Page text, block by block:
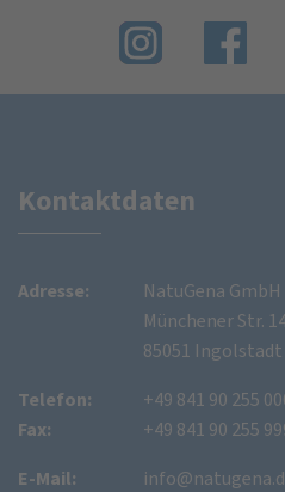
Kontaktdaten
Adresse:
NatuGena GmbH
Münchener Str.
85051 Ingolstadt
Telefon:
Fax:
+49 841 90 255
+49 841 90 255
E-Mail: